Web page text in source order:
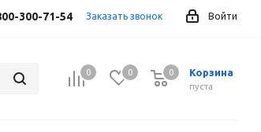
Войти
300-71-54 Заказать звонок
0 0 Корзина
0
пуста
0